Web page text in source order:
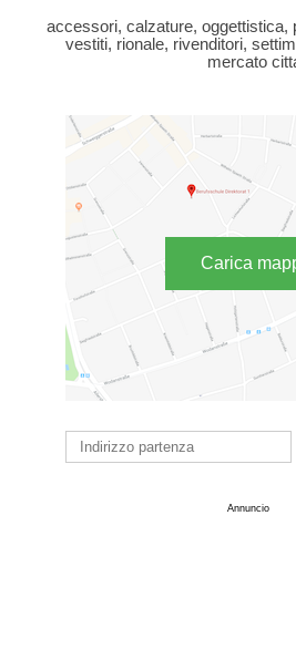
accessori, calzature, oggettistica,
vestiti, rionale, rivenditori,
mercato
Carica
Annuncio